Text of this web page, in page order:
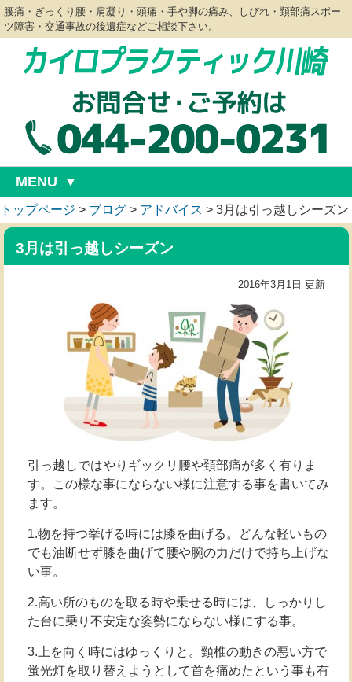
腰痛・ぎっくり腰・肩凝り・頭痛・手や脚の痛み、しびれ・頚部痛スポー
ツ障害・交通事故の後遺症などご相談下さい。
MENU
トップページ > ブログ > アドバイス > 3月は引っ越しシーズン
3月は引っ越しシーズン
2016年3月1日 更新
引っ越しではやりギックリ腰や頚部痛が多く有りま
す。この様な事にならない様に注意する事を書いてみ
ます。
1.物を持つ挙げる時には膝を曲げる。どんな軽いもの
でも油断せず膝を曲げて腰や腕の力だけで持ち上げな
い事。
2.高い所のものを取る時や乗せる時には、しっかりし
た台に乗り不安定な姿勢にならない様にする事。
3.上を向く時にはゆっくりと。頸椎の動きの悪い方で
蛍光灯を取り替えようとして首を痛めたという事も有